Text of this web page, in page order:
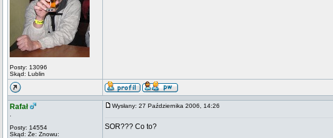
Posty: 13096
Skąd: Lublin
Rafał
Posty: 14554
Skąd: Że: Znowu:
Wysłany: 27 Października 2006, 14:26
SOR??? Co to?